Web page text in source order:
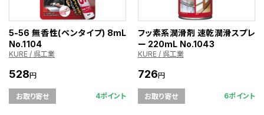
5-56 無香性(ペンタイプ) 8mL
No.1104
KURE / 呉工業
528円
お取り寄せ 4ポイント
フッ素系潤滑剤 速乾潤滑スプレ
ー 220mL No.1043
KURE / 呉工業
726円
お取り寄せ 6ポイント